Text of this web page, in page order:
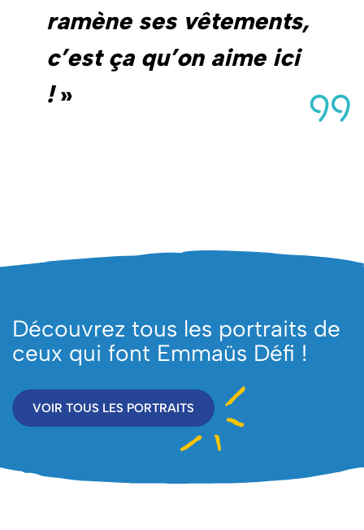
ramène ses vêtements,
c’est ça qu’on aime ici
!»
Découvrez tous les portraits de
ceux qui font Emmaüs Défi !
VOIR TOUS LES PORTRAITS